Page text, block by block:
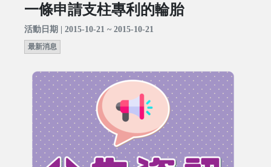
一條申請支柱專利的輪胎
活動日期 | 2015-10-21 ~ 2015-10-21
最新消息